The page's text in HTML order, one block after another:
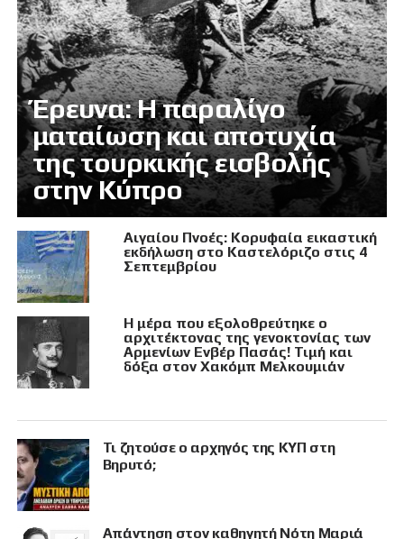
Έρευνα: Η παραλίγο
ματαίωση και αποτυχία
της τουρκικής εισβολής
στην Κύπρο
Αιγαίου Πνοές: Κορυφαία εικαστική
εκδήλωση στο Καστελόριζο στις 4
Σεπτεμβρίου
Η μέρα που εξολοθρεύτηκε ο
αρχιτέκτονας της γενοκτονίας των
Αρμενίων Ενβέρ Πασάς! Τιμή και
δόξα στον Χακόμπ Μελκουμιάν
Τι ζητούσε ο αρχηγός της ΚΥΠ στη
Βηρυτό;
Απάντηση στον καθηγητή Νότη Μαριά